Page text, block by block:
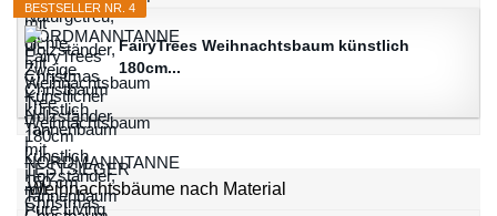
BESTSELLER NR. 4
FairyTrees Weihnachtsbaum künstlich
180cm...
Weihnachtsbäume nach Material